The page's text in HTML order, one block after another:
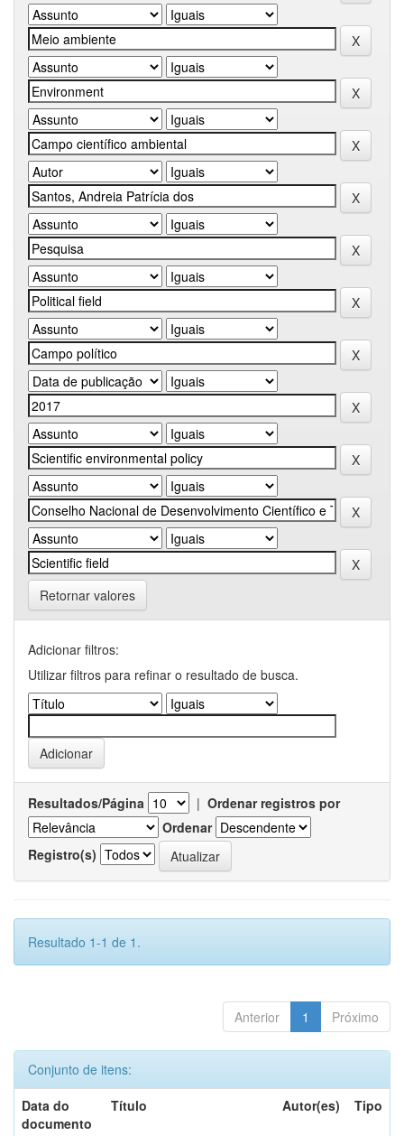
Retornar valores
Adicionar filtros:
Utilizar filtros para refinar o resultado de busca.
Resultados/Página | Ordenar registros por
Ordenar
Registro(s)
Resultado 1-1 de 1.
Anterior 1 Próximo
Conjunto de itens:
Data do
documento
Título Autor(es) Tipo